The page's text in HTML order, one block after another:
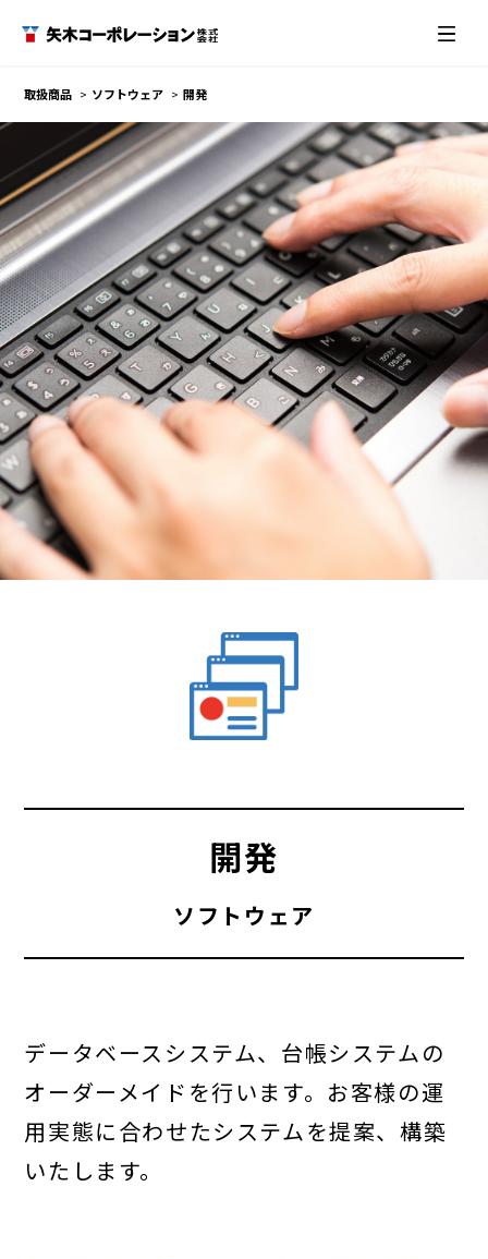
取扱商品 ソフトウェア 開発
開発
ソフトウェア
データベースシステム、台帳システムの
オーダーメイドを行います。お客様の運
用実態に合わせたシステムを提案、構築
いたします。